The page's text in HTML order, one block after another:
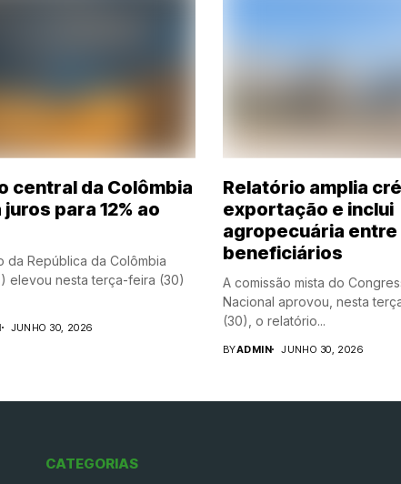
central da Colômbia
para 12% ao
da República da Colômbia
elevou nesta terça-feira (30)
JUNHO 30, 2026
Relatório amplia
exportação e inclui
agropecuária entre
beneficiários
A comissão mista do
Nacional aprovou, nesta
(30), o relatório...
BYADMIN JUNHO 30, 2026
CATEGORIAS